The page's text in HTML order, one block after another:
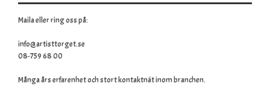
Maila eller ring oss på:
info@artisttorget.se
08-759 68 00
Många års erfarenhet och stort kontaktnät inom branchen.